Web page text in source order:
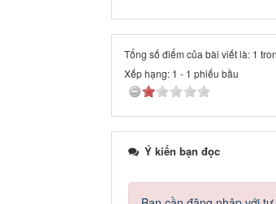
Tổng số điểm của bài viết là: 1
Xếp hạng: 1 - 1 phiếu bầu
Ý kiến bạn đọc